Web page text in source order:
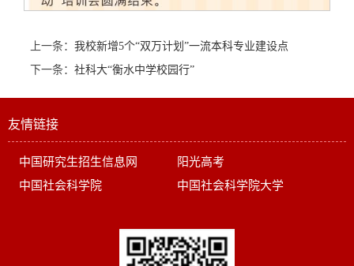
上一条： 我校新增5个“双万计划”一流本科专业建设点
下一条： 社科大“衡水中学校园行”
友情链接
中国研究生招生信息网
阳光高考
中国社会科学院
中国社会科学院大学